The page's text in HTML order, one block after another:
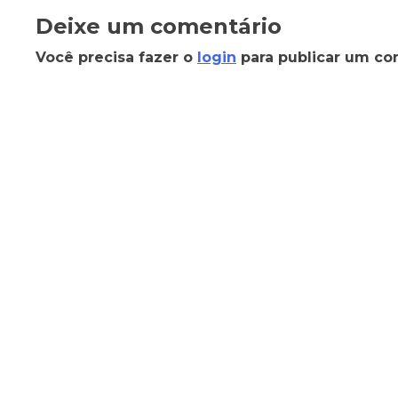
Deixe um comentário
Você precisa fazer o login para publicar um